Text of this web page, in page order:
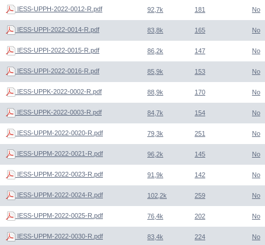
IESS-UPPH-2022-0012-R.pdf 92,7k 181 No
IESS-UPPI-2022-0014-R.pdf 83,8k 165 No
IESS-UPPI-2022-0015-R.pdf 86,2k 147 No
IESS-UPPI-2022-0016-R.pdf 85,9k 153 No
IESS-UPPK-2022-0002-R.pdf 88,9k 170 No
IESS-UPPK-2022-0003-R.pdf 84,7k 154 No
IESS-UPPM-2022-0020-R.pdf 79,3k 251 No
IESS-UPPM-2022-0021-R.pdf 96,2k 145 No
IESS-UPPM-2022-0023-R.pdf 91,9k 142 No
IESS-UPPM-2022-0024-R.pdf 102,2k 259 No
IESS-UPPM-2022-0025-R.pdf 76,4k 202 No
IESS-UPPM-2022-0030-R.pdf 83,4k 224 No